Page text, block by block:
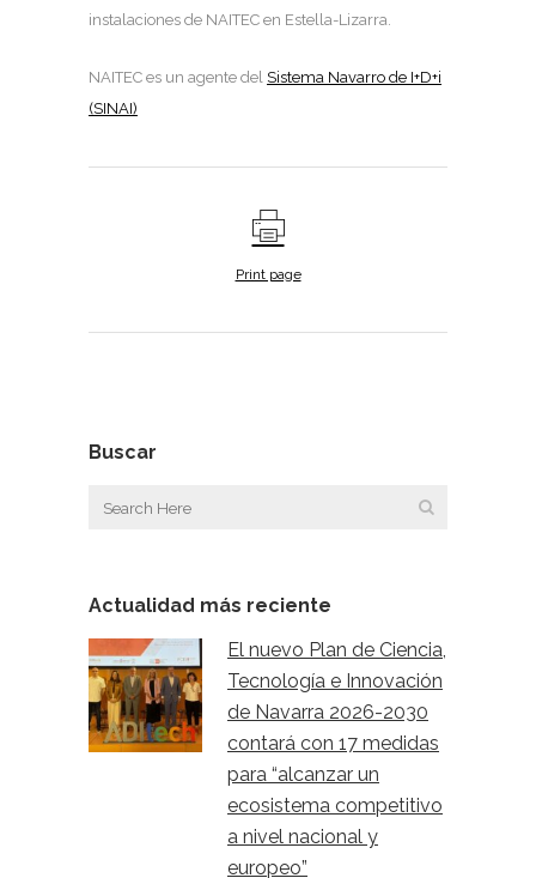
instalaciones de NAITEC en Estella-Lizarra.
NAITEC es un agente del Sistema Navarro de I+D+i
(SINAI)
Print page
Buscar
Actualidad más reciente
El nuevo Plan de Ciencia,
Tecnología e Innovación
de Navarra 2026-2030
contará con 17 medidas
para “alcanzar un
ecosistema competitivo
a nivel nacional y
europeo”